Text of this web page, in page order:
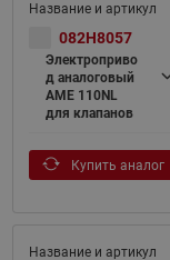
082H8057
Электроприво
д аналоговый
AME 110NL
для клапанов
Купить аналог